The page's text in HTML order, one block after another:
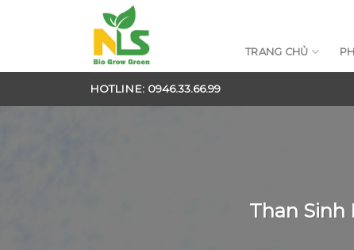
TRANG CHỦ
HOTLINE: 0946.33.66.99
Than Sinh